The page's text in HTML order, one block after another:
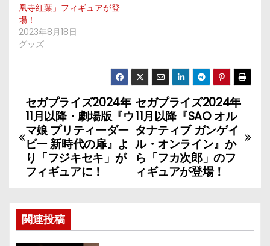
凰寺紅葉」フィギュアが登
場！
2023年8月18日
グッズ
投
稿
ナ
ビ
ゲ
ー
セガプライズ2024年
11月以降『SAO オル
タナティブ ガンゲイ
ル・オンライン』か
ら「フカ次郎」のフ
ィギュアが登場！
セガプライズ2024年
11月以降・劇場版『ウ
マ娘 プリティーダー
ビー 新時代の扉』よ
り「フジキセキ」が
フィギュアに！
関連投稿